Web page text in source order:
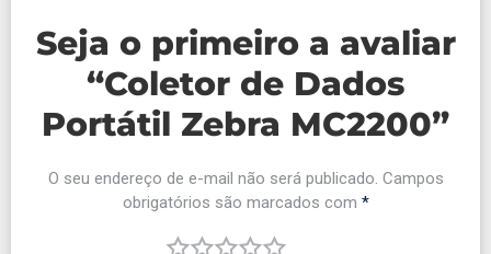
Seja o primeiro a avaliar
“Coletor de Dados
Portátil Zebra MC2200”
O seu endereço de e-mail não será publicado. Campos
obrigatórios são marcados com *